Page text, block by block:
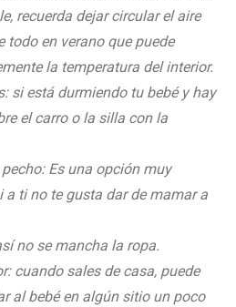
recuerda dejar circular el aire
todo en verano que puede
la temperatura del interior.
si está durmiendo tu bebé y hay
el carro o la silla con la
Es una opción muy
a ti no te gusta dar de mamar a
no se mancha la ropa.
cuando sales de casa, puede
al bebé en algún sitio un poco